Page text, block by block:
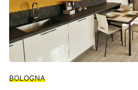
BOLOGNA